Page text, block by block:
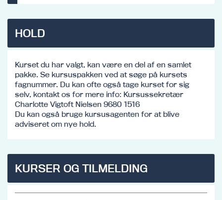
HOLD
Kurset du har valgt, kan være en del af en samlet
pakke. Se kursuspakken ved at søge på kursets
fagnummer. Du kan ofte også tage kurset for sig
selv, kontakt os for mere info: Kursussekretær
Charlotte Vigtoft Nielsen 9680 1516
Du kan også bruge kursusagenten for at blive
adviseret om nye hold.
KURSER OG TILMELDING